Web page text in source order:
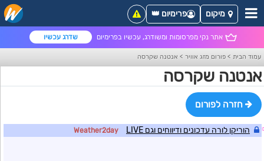
אתר נקי מפרסומות ומשודרג, עכשיו בפרימיום שדרג עכשיו
מיקום פרימיום 👑
עמוד הבית > פורום מזג אוויר > אנטנה שקרסה
אנטנה שקרסה
חזרה לפורום
הוריקן לורה עדכונים ודיווחים וגם LIVE Weather2day